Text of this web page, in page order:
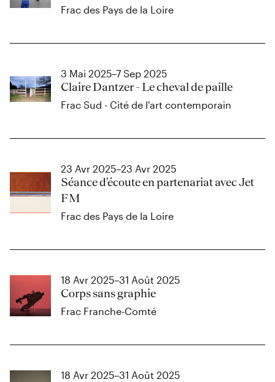
Frac des Pays de la Loire
3 Mai 2025–7 Sep 2025
Claire Dantzer - Le cheval de paille
Frac Sud - Cité de l'art contemporain
23 Avr 2025–23 Avr 2025
Séance d'écoute en partenariat avec Jet
FM
Frac des Pays de la Loire
18 Avr 2025–31 Août 2025
Corps sans graphie
Frac Franche-Comté
18 Avr 2025–31 Août 2025